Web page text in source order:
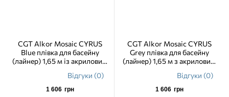
CGT Alkor Mosaic CYRUS
Blue плівка для басейну
(лайнер) 1,65 м із акриловим
Відгуки (0)
1 606 грн
CGT Alkor Mosaic CYRUS
Grey плівка для басейну
(лайнер) 1,65 м з акриловим
Відгуки (0)
1 606 грн